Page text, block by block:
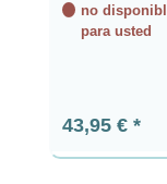
no
para usted
Precio
43,95 €